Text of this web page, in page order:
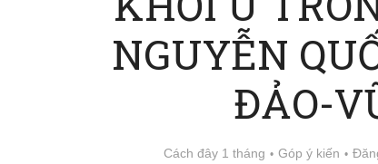
NGUYỄN
ĐẢO-
Cách đây 1 tháng Góp ý kiến